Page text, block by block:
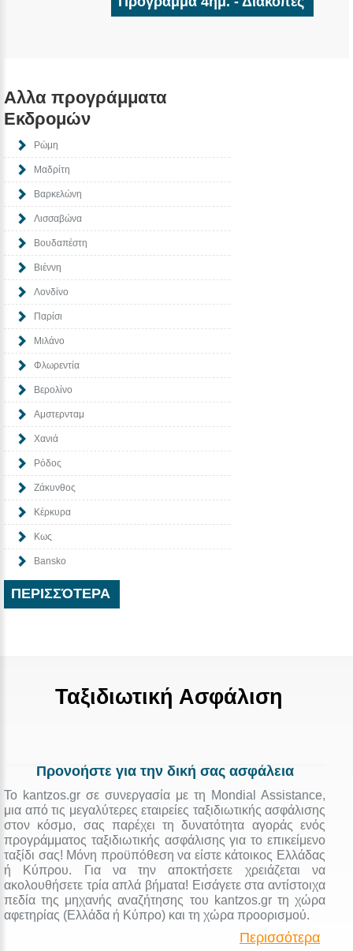
Αλλα προγράμματα
Εκδρομών
Ρώμη
Μαδρίτη
Βαρκελώνη
Λισσαβώνα
Βουδαπέστη
Βιέννη
Λονδίνο
Παρίσι
Μιλάνο
Φλωρεντία
Βερολίνο
Αμστερνταμ
Χανιά
Ρόδος
Ζάκυνθος
Κέρκυρα
Κως
Bansko
ΠΕΡΙΣΣΌΤΕΡΑ
Ταξιδιωτική Ασφάλιση
Προνοήστε για την δική σας ασφάλεια
Το kantzos.gr σε συνεργασία με τη Mondial Assistance,
μια από τις μεγαλύτερες εταιρείες ταξιδιωτικής ασφάλισης
στον κόσμο, σας παρέχει τη δυνατότητα αγοράς ενός
προγράμματος ταξιδιωτικής ασφάλισης για το επικείμενο
ταξίδι σας! Μόνη προϋπόθεση να είστε κάτοικος Ελλάδας
ή Κύπρου. Για να την αποκτήσετε χρειάζεται να
ακολουθήσετε τρία απλά βήματα! Εισάγετε στα αντίστοιχα
πεδία της μηχανής αναζήτησης του kantzos.gr τη χώρα
αφετηρίας (Ελλάδα ή Κύπρο) και τη χώρα προορισμού.
Περισσότερα